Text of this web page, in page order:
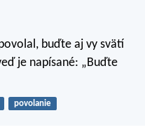
buďte aj vy svätí
je napísané: „Buďte
povolanie